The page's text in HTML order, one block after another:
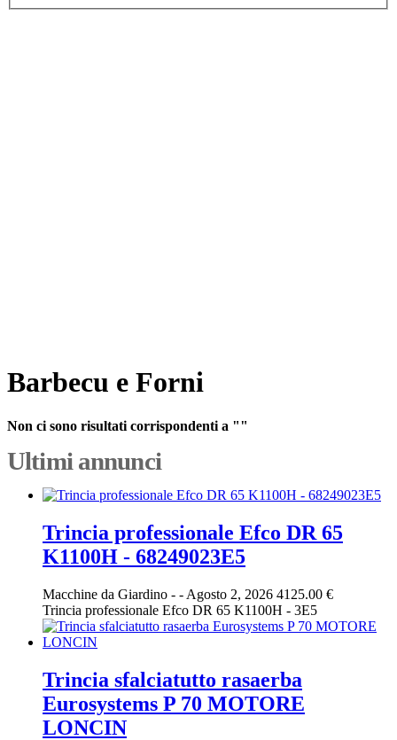
Barbecu e Forni
Non ci sono risultati corrispondenti a ""
Ultimi annunci
Trincia professionale Efco DR 65
K1100H - 68249023E5
Macchine da Giardino - - Agosto 2, 2026 4125.00 €
Trincia professionale Efco DR 65 K1100H - 3E5
Trincia sfalciatutto rasaerba
Eurosystems P 70 MOTORE
LONCIN